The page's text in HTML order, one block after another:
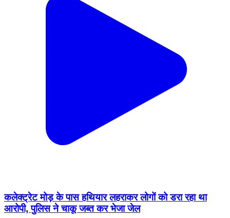
कलेक्ट्रेट मोड़ के पास हथियार लहराकर लोगों को डरा रहा था
आरोपी, पुलिस ने चाकू जब्त कर भेजा जेल